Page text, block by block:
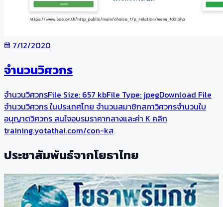
7/12/2020
จำนวนวิศวกร
จำนวนวิศวกรFile Size: 657 kbFile Type: jpegDownload File
จำนวนวิศวกร ในประเทศไทย ​จำนวนสมาชิกสภาวิศวกรจำนวนใบ
อนุญาตวิศวกร สนใจอบรมราคากลางและค่า K คลิก
training.yotathai.com/con-kส
ประชาสัมพันธ์จากโยธาไทย